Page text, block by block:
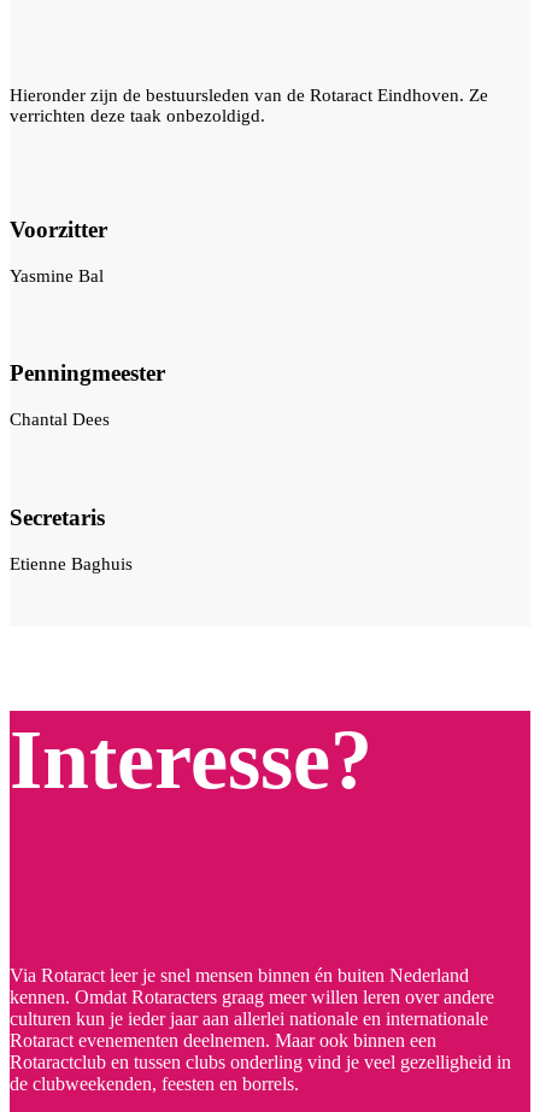
Hieronder zijn de bestuursleden van de Rotaract Eindhoven. Ze
verrichten deze taak onbezoldigd.
Voorzitter
Yasmine Bal
Penningmeester
Chantal Dees
Secretaris
Etienne Baghuis
Interesse?
Via Rotaract leer je snel mensen binnen én buiten Nederland
kennen. Omdat Rotaracters graag meer willen leren over andere
culturen kun je ieder jaar aan allerlei nationale en internationale
Rotaract evenementen deelnemen. Maar ook binnen een
Rotaractclub en tussen clubs onderling vind je veel gezelligheid in
de clubweekenden, feesten en borrels.